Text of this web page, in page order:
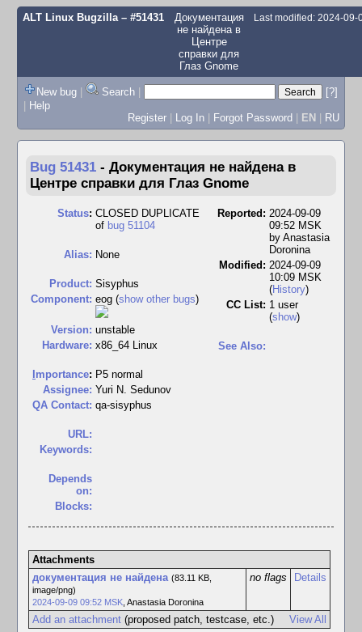
ALT Linux Bugzilla– #51431
Документация
не найдена в
Центре
справки для
Глаз Gnome
Last modified: 2024-09-
New bug | Search |
[?]
| Help
Register | Log In | Forgot Password | EN | RU
Bug 51431 - Документация не найдена в
Центре справки для Глаз Gnome
Status: CLOSED DUPLICATE
of bug 51104
Alias: None
Product: Sisyphus
Component: eog (show other bugs)
Version: unstable
Hardware: x86_64 Linux
mportance: P5 normal
Assignee: Yuri N. Sedunov
QA Contact: qa-sisyphus
URL:
Keywords:
Depends
on:
Blocks:
Reported: 2024-09-09
09:52 MSK
by Anastasia
Doronina
Modified: 2024-09-09
10:09 MSK
(History)
CC List: 1 user
(show)
See Also:
Attachments
документация не найдена (83.11 KB,
image/png)
2024-09-09 09:52 MSK, Anastasia Doronina
no flags Details
View All
Add an attachment(proposed patch, testcase, etc.)